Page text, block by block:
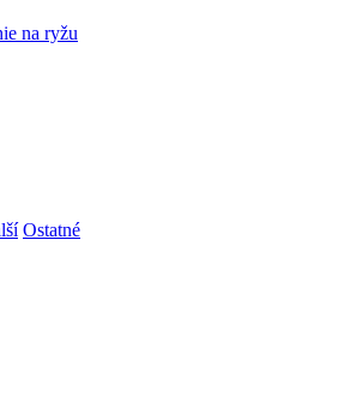
na ryžu
Ostatné